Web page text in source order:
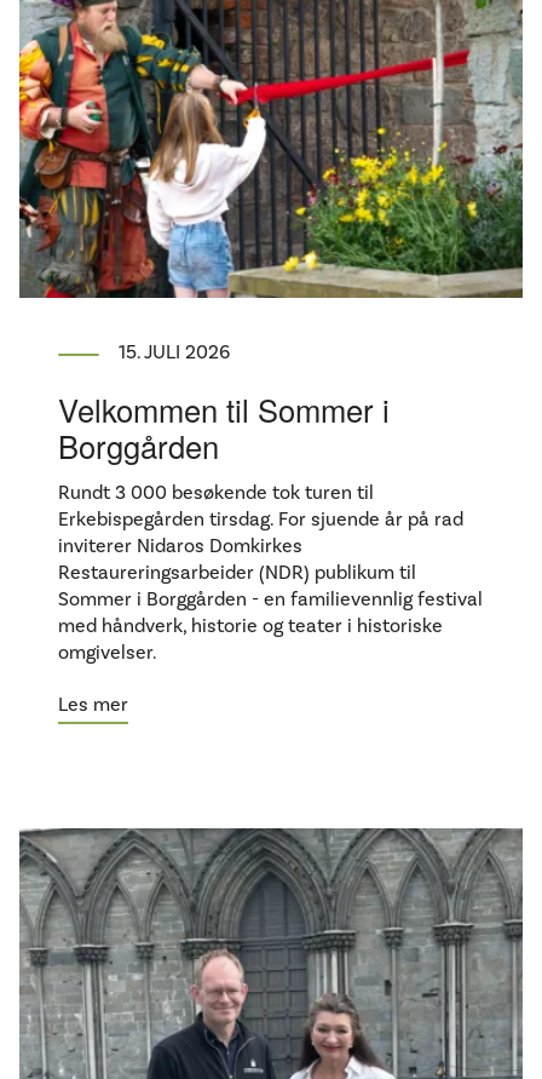
15. JULI 2026
Velkommen til Sommer i
Borggården
Rundt 3 000 besøkende tok turen til
Erkebispegården tirsdag. For sjuende år på rad
inviterer Nidaros Domkirkes
Restaureringsarbeider (NDR) publikum til
Sommer i Borggården - en familievennlig festival
med håndverk, historie og teater i historiske
omgivelser.
Les mer